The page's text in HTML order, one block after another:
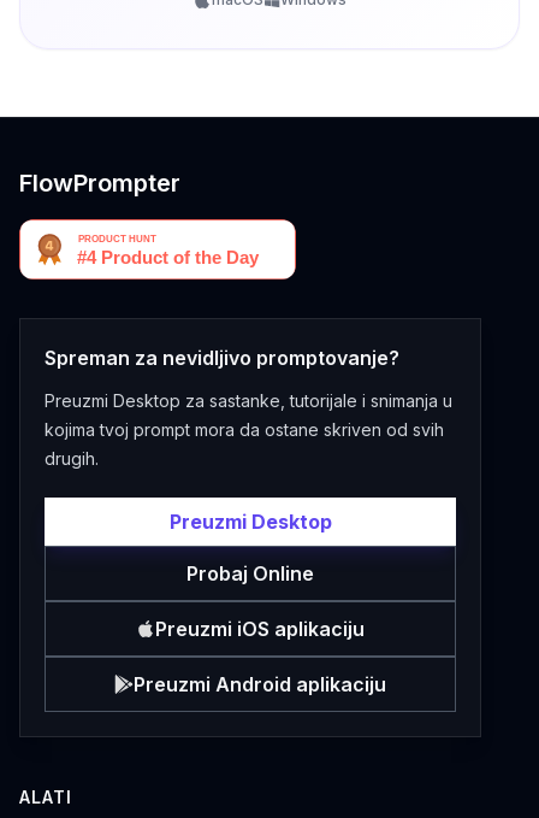
FlowPrompter
Spreman za nevidljivo promptovanje?
Preuzmi Desktop za sastanke, tutorijale i snimanja u
kojima tvoj prompt mora da ostane skriven od svih
drugih.
Preuzmi Desktop
Probaj Online
Preuzmi iOS aplikaciju
Preuzmi Android aplikaciju
ALATI